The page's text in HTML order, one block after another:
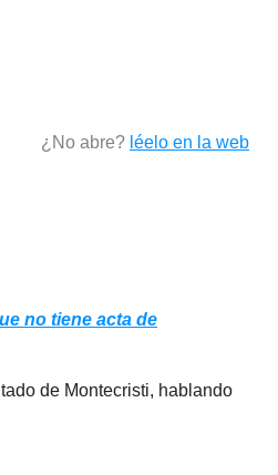
¿No abre? léelo en la web
no tiene acta de
de Montecristi, hablando